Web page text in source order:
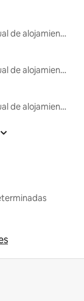
Renta mensual de alojamientos
Renta mensual de alojamientos
Renta mensual de alojamientos